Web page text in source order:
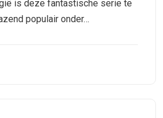
is deze fantastische serie te
populair onder…